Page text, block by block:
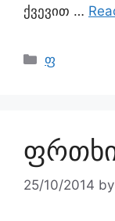
ქვევით …
ფ
25/10/2014 by